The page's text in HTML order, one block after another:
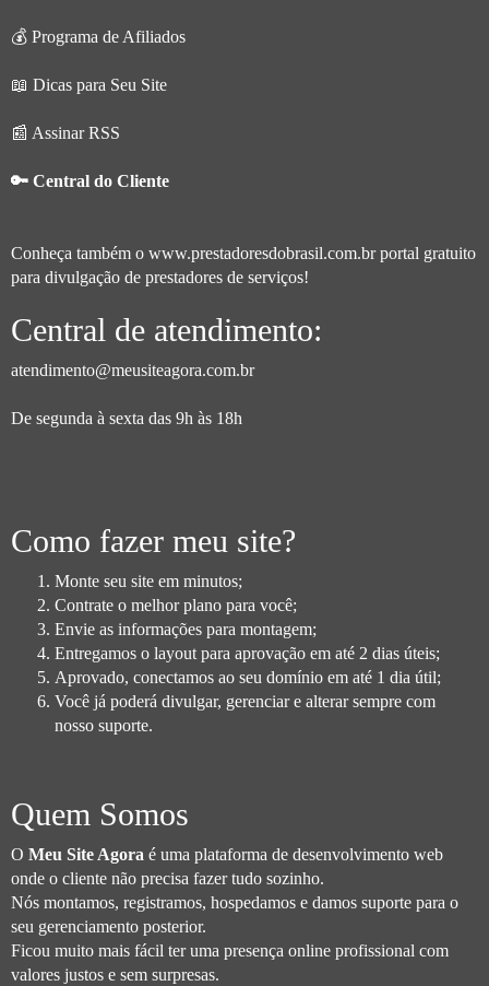
💰 Programa de Afiliados
📖 Dicas para Seu Site
📰 Assinar RSS
🔑 Central do Cliente
Conheça também o www.prestadoresdobrasil.com.brportal gratuito
para divulgação de prestadores de serviços!
Central de atendimento:
atendimento@meusiteagora.com.br
De segunda à sexta das 9h às 18h
Como fazer meu site?
Monte seu site em minutos;
Contrate o melhor plano para você;
Envie as informações para montagem;
Entregamos o layout para aprovação em até 2 dias úteis;
Aprovado, conectamos ao seu domínio em até 1 dia útil;
Você já poderá divulgar, gerenciar e alterar sempre com
nosso suporte.
Quem Somos
O Meu Site Agora é uma plataforma de desenvolvimento web
onde o cliente não precisa fazer tudo sozinho.
Nós montamos, registramos, hospedamos e damos suporte para o
seu gerenciamento posterior.
Ficou muito mais fácil ter uma presença online profissional com
valores justos e sem surpresas.